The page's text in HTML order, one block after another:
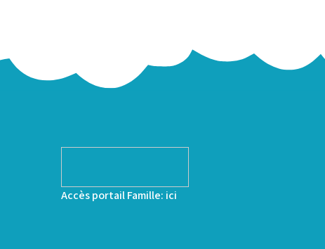
Accès portail Famille: ici